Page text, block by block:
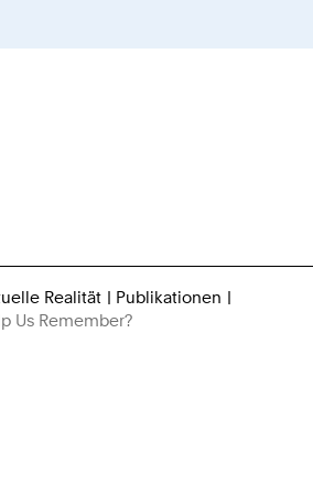
Realität
Publikationen
Us Remember?